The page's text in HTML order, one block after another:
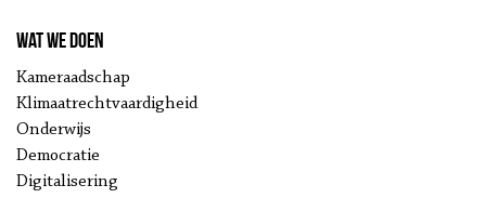
Wat we doen
Kameraadschap
Klimaatrechtvaardigheid
Onderwijs
Democratie
Digitalisering